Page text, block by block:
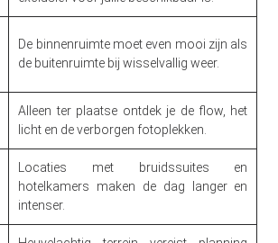
De binnenruimte moet even mooi zijn als
de buitenruimte bij wisselvallig weer.
Alleen ter plaatse ontdek je de flow, het
licht en de verborgen fotoplekken.
Locaties met bruidssuites en
hotelkamers maken de dag langer en
intenser.